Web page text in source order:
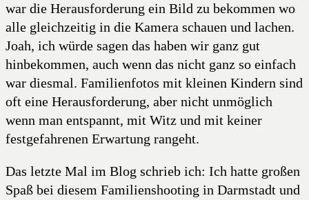
war die Herausforderung ein Bild zu bekommen wo
alle gleichzeitig in die Kamera schauen und lachen.
Joah, ich würde sagen das haben wir ganz gut
hinbekommen, auch wenn das nicht ganz so einfach
war diesmal. Familienfotos mit kleinen Kindern sind
oft eine Herausforderung, aber nicht unmöglich
wenn man entspannt, mit Witz und mit keiner
festgefahrenen Erwartung rangeht.
Das letzte Mal im Blog schrieb ich: Ich hatte großen
Spaß bei diesem Familienshooting in Darmstadt und